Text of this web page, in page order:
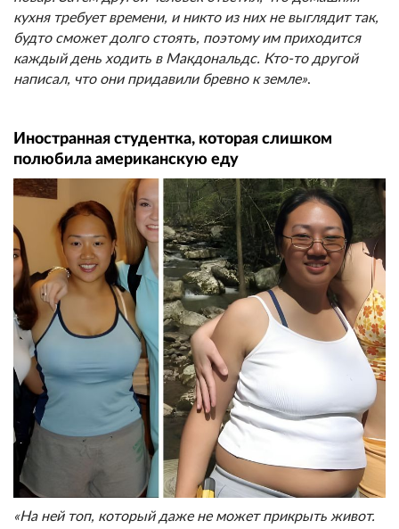
кухня требует времени, и никто из них не выглядит так,
будто сможет долго стоять, поэтому им приходится
каждый день ходить в Макдональдс. Кто-то другой
написал, что они придавили бревно к земле».
Иностранная студентка, которая слишком
полюбила американскую еду
«На ней топ, который даже не может прикрыть живот.